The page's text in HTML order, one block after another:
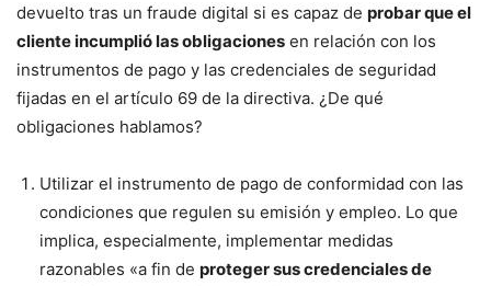
devuelto tras un fraude digital si es capaz de probar que el
cliente incumplió las obligaciones en relación con los
instrumentos de pago y las credenciales de seguridad
fijadas en el artículo 69 de la directiva. ¿De qué
obligaciones hablamos?
Utilizar el instrumento de pago de conformidad con las
condiciones que regulen su emisión y empleo. Lo que
implica, especialmente, implementar medidas
razonables «a fin de proteger sus credenciales de